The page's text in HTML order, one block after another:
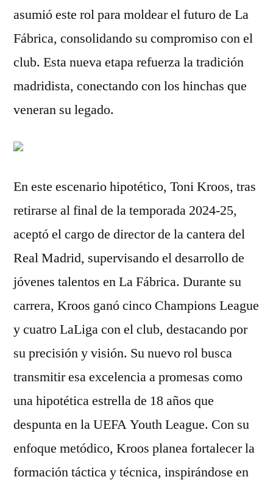
asumió este rol para moldear el futuro de La
Fábrica, consolidando su compromiso con el
club. Esta nueva etapa refuerza la tradición
madridista, conectando con los hinchas que
veneran su legado.
En este escenario hipotético, Toni Kroos, tras
retirarse al final de la temporada 2024-25,
aceptó el cargo de director de la cantera del
Real Madrid, supervisando el desarrollo de
jóvenes talentos en La Fábrica. Durante su
carrera, Kroos ganó cinco Champions League
y cuatro LaLiga con el club, destacando por
su precisión y visión. Su nuevo rol busca
transmitir esa excelencia a promesas como
una hipotética estrella de 18 años que
despunta en la UEFA Youth League. Con su
enfoque metódico, Kroos planea fortalecer la
formación táctica y técnica, inspirándose en